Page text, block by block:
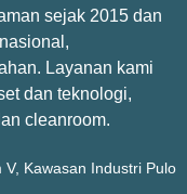
sejak 2015 dan
Layanan kami
dan teknologi,
cleanroom.
Kawasan Industri Pulo